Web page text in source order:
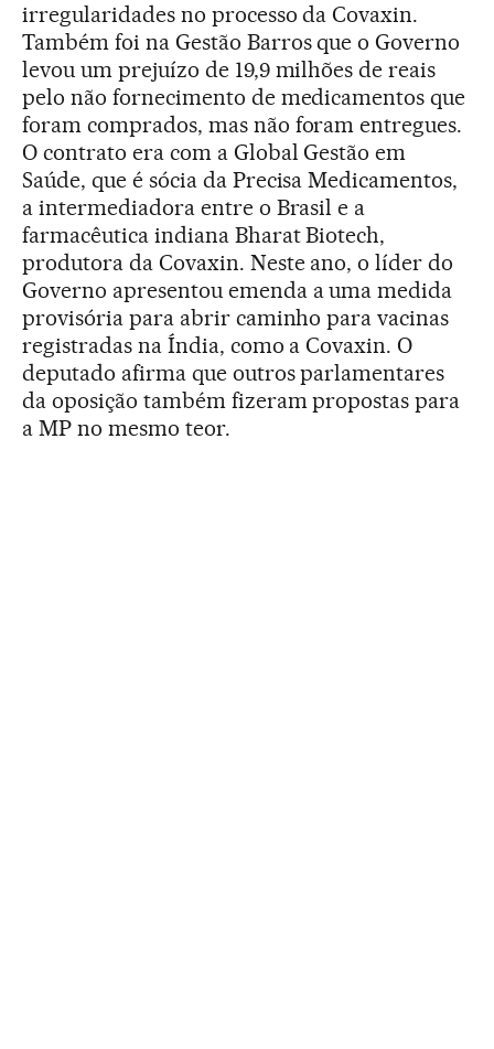
irregularidades no processo da Covaxin.
Também foi na Gestão Barros que o Governo
levou um prejuízo de 19,9 milhões de reais
pelo não fornecimento de medicamentos que
foram comprados, mas não foram entregues.
O contrato era com a Global Gestão em
Saúde, que é sócia da Precisa Medicamentos,
a intermediadora entre o Brasil e a
farmacêutica indiana Bharat Biotech,
produtora da Covaxin. Neste ano, o líder do
Governo apresentou emenda a uma medida
provisória para abrir caminho para vacinas
registradas na Índia, como a Covaxin. O
deputado afirma que outros parlamentares
da oposição também fizeram propostas para
a MP no mesmo teor.